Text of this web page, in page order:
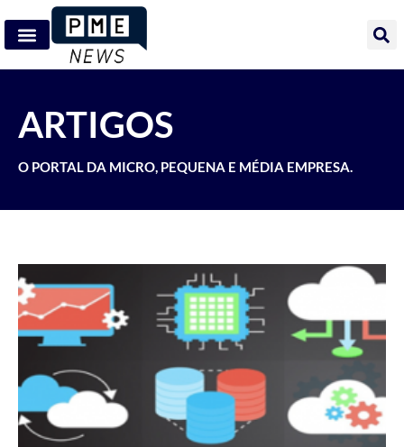
ARTIGOS
O PORTAL DA MICRO, PEQUENA E MÉDIA EMPRESA.